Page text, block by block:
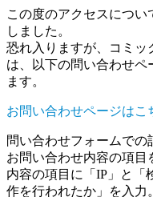
この度のアクセスにつ
しました。
恐れ入りますが、コミッ
は、以下の問い合わせペ
ます。
お問い合わせページはこ
問い合わせフォームでの
お問い合わせ内容の項目
内容の項目に「IP」と「
作を行われたか」を入力。